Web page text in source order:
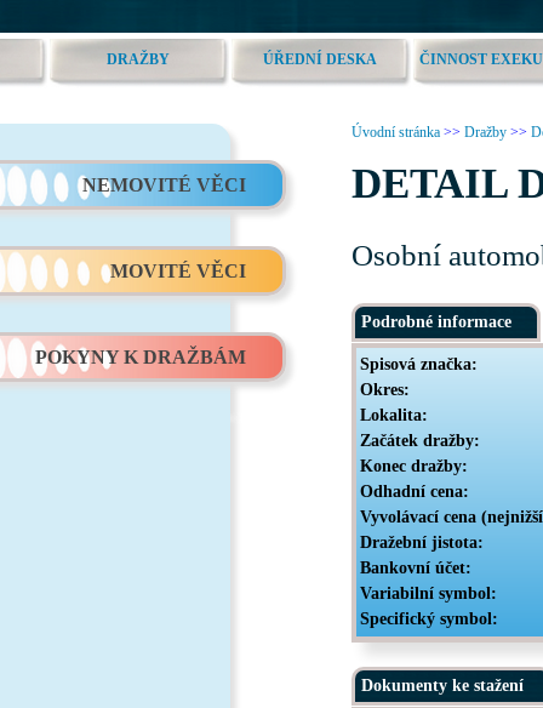
DRAŽBY ÚŘEDNÍ DESKA ČINNOST
NEMOVITÉ VĚCI
MOVITÉ VĚCI
POKYNY K DRAŽBÁM
Úvodní stránka >> Dražby >>
DETAIL
Osobní
Podrobné informace
Spisová značka:
Okres:
Lokalita:
Začátek dražby:
Konec dražby:
Odhadní cena:
Vyvolávací cena
Dražební jistota:
Bankovní účet:
Variabilní symbol:
Specifický symbol:
Dokumenty ke stažení